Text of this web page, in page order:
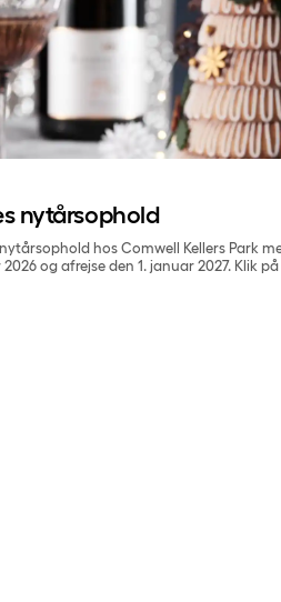
nytårsophold
hos Comwell Kellers Park
og afrejse den 1. januar 2027. Klik på